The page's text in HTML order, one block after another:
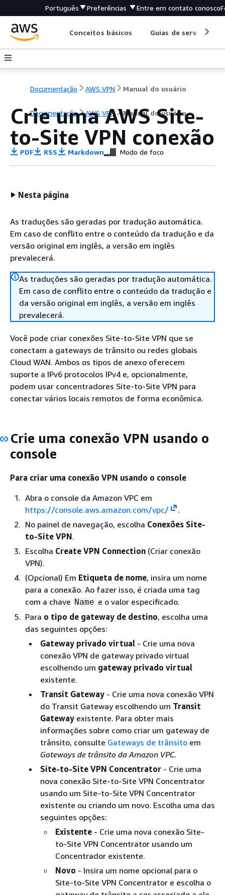
Português Preferências Entre em contato conosco
Conceitos básicos Guias de serviço
Documentação AWS VPN Manual do usuário
Documentação AWS VPN Manual do usuário
Crie uma AWS Site-
to-Site VPN conexão
PDF RSS Markdown Modo de foco
Nesta página
As traduções são geradas por tradução automática.
Em caso de conflito entre o conteúdo da tradução e da
versão original em inglês, a versão em inglês
prevalecerá.
As traduções são geradas por tradução automática.
Em caso de conflito entre o conteúdo da tradução e
da versão original em inglês, a versão em inglês
prevalecerá.
Você pode criar conexões Site-to-Site VPN que se
conectam a gateways de trânsito ou redes globais
Cloud WAN. Ambos os tipos de anexo oferecem
suporte a IPv6 protocolos IPv4 e, opcionalmente,
podem usar concentradores Site-to-Site VPN para
conectar vários locais remotos de forma econômica.
Crie uma conexão VPN usando o
console
Para criar uma conexão VPN usando o console
Abra o console da Amazon VPC em
https://console.aws.amazon.com/vpc/
.
No painel de navegação, escolha Conexões Site-
to-Site VPN.
Escolha Create VPN Connection (Criar conexão
VPN).
(Opcional) Em Etiqueta de nome, insira um nome
para a conexão. Ao fazer isso, é criada uma tag
com a chave Name e o valor especificado.
Para o tipo de gateway de destino, escolha uma
das seguintes opções:
Gateway privado virtual - Crie uma nova
conexão VPN de gateway privado virtual
escolhendo um gateway privado virtual
existente.
Transit Gateway - Crie uma nova conexão VPN
do Transit Gateway escolhendo um Transit
Gateway existente. Para obter mais
informações sobre como criar um gateway de
trânsito, consulte Gateways de trânsito em
Gateways de trânsito da Amazon VPC.
Site-to-Site VPN Concentrator - Crie uma
nova conexão Site-to-Site VPN Concentrator
usando um Site-to-Site VPN Concentrator
existente ou criando um novo. Escolha uma das
seguintes opções:
Existente - Crie uma nova conexão Site-
to-Site VPN Concentrator usando um
Concentrador existente.
Novo - Insira um nome opcional para o
Site-to-Site VPN Concentrator e escolha o